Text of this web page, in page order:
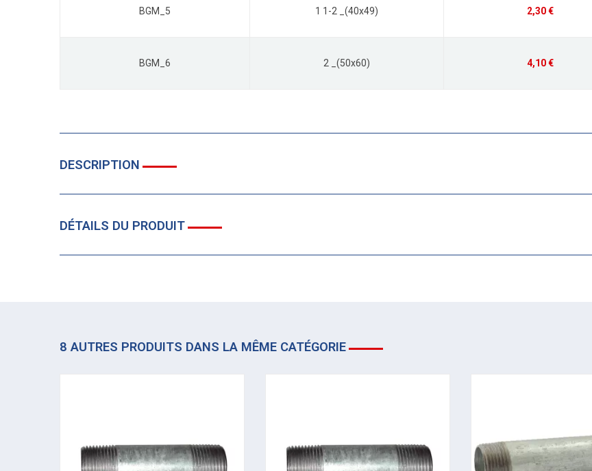
BGM_5 1 1-2 _(40x49) 2,30 €
BGM_6 2 _(50x60) 4,10 €
DESCRIPTION
DÉTAILS DU PRODUIT
8 AUTRES PRODUITS DANS LA MÊME CATÉGORIE